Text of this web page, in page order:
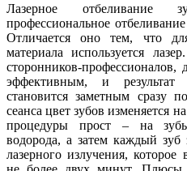
Лазерное отбеливание
профессиональное
Отличается оно тем, что
материала используется
сторонников-профессионалов,
эффективным, и результат
становится заметным сразу
сеанса цвет зубов изменяется
процедуры прост – на
водорода, а затем каждый зуб
лазерного излучения, которое